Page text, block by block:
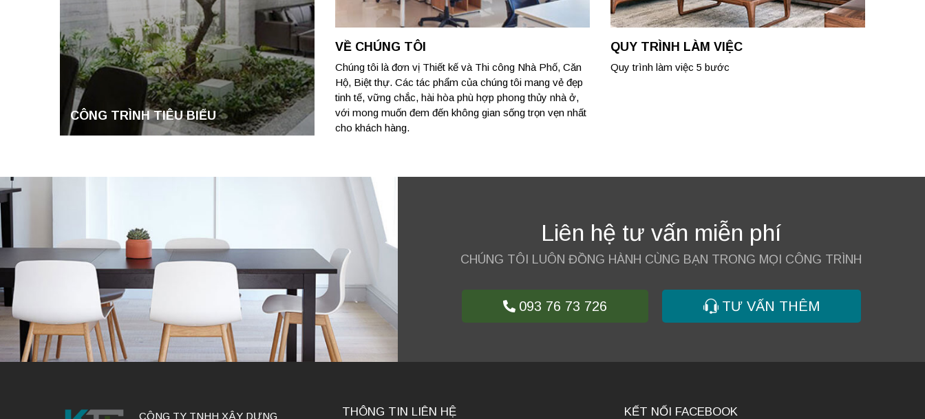
CÔNG TRÌNH TIÊU BIỂU
VỀ CHÚNG TÔI
Chúng tôi là đơn vị Thiết kế và Thi công Nhà Phố, Căn
Hộ, Biệt thự. Các tác phẩm của chúng tôi mang vẻ đẹp
tinh tế, vững chắc, hài hòa phù hợp phong thủy nhà ở,
với mong muốn đem đến không gian sống trọn vẹn nhất
cho khách hàng.
QUY TRÌNH LÀM VIỆC
Quy trình làm việc 5 bước
Liên hệ tư vấn miễn phí
CHÚNG TÔI LUÔN ĐỒNG HÀNH CÙNG BẠN TRONG MỌI CÔNG TRÌNH
093 76 73 726 TƯ VẤN THÊM
CÔNG TY TNHH XÂY DỰNG THÔNG TIN LIÊN HỆ KẾT NỐI FACEBOOK